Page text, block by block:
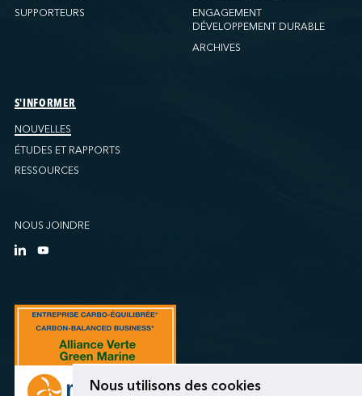
Nous utilisons des cookies
SUPPORTEURS
ENGAGEMENT
DÉVELOPPEMENT DURABLE
ARCHIVES
S'INFORMER
NOUVELLES
ÉTUDES ET RAPPORTS
RESSOURCES
NOUS JOINDRE